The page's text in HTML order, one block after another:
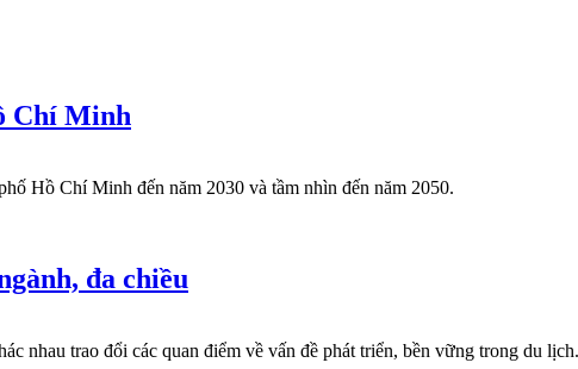
Chí Minh
Hồ Chí Minh đến năm 2030 và tầm nhìn đến năm 2050.
đa chiều
nhau trao đổi các quan điểm về vấn đề phát triển, bền vững trong du